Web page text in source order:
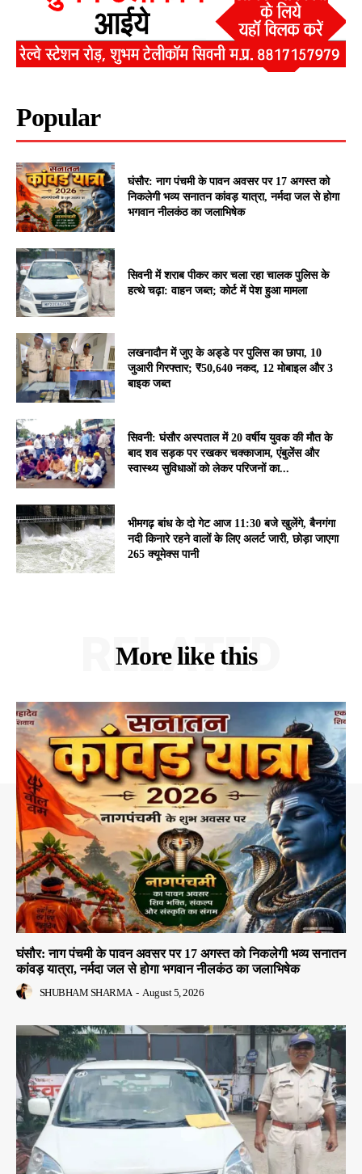
Popular
घंसौर: नाग पंचमी के पावन अवसर पर 17 अगस्त को
निकलेगी भव्य सनातन कांवड़ यात्रा, नर्मदा जल से होगा
भगवान नीलकंठ का जलाभिषेक
सिवनी में शराब पीकर कार चला रहा चालक पुलिस के
हत्थे चढ़ा: वाहन जब्त; कोर्ट में पेश हुआ मामला
लखनादौन में जुए के अड्डे पर पुलिस का छापा, 10
जुआरी गिरफ्तार; ₹50,640 नकद, 12 मोबाइल और 3
बाइक जब्त
सिवनी: घंसौर अस्पताल में 20 वर्षीय युवक की मौत के
बाद शव सड़क पर रखकर चक्काजाम, एंबुलेंस और
स्वास्थ्य सुविधाओं को लेकर परिजनों का...
भीमगढ़ बांध के दो गेट आज 11:30 बजे खुलेंगे, बैनगंगा
नदी किनारे रहने वालों के लिए अलर्ट जारी, छोड़ा जाएगा
265 क्यूमेक्स पानी
More like this
RELATED
घंसौर: नाग पंचमी के पावन अवसर पर 17 अगस्त को निकलेगी भव्य सनातन
कांवड़ यात्रा, नर्मदा जल से होगा भगवान नीलकंठ का जलाभिषेक
SHUBHAM SHARMA - August 5, 2026